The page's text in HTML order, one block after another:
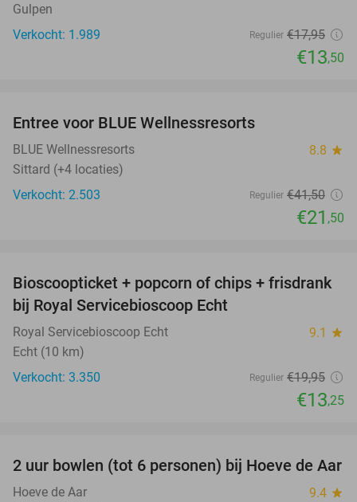
Gulpen
Verkocht: 1.989
Regulier €17,95
€13,50
Entree voor BLUE Wellnessresorts
BLUE Wellnessresorts 8.8 star
Sittard (+4 locaties)
Verkocht: 2.503
Regulier €41,50
€21 ,50
34%
Bioscoopticket + popcorn of chips + frisdrank
bij Royal Servicebioscoop Echt
Royal Servicebioscoop Echt 9.1 star
Echt (10 km)
Verkocht: 3.350
Regulier €19,95
€13,25
50%
2 uur bowlen (tot 6 personen) bij Hoeve de Aar
Hoeve de Aar 9.4 star